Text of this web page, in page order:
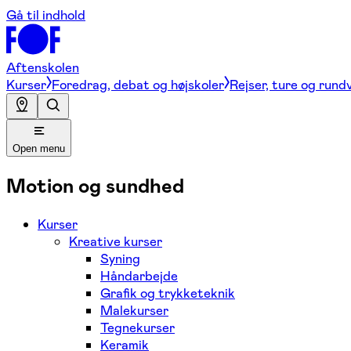
Gå til indhold
Aftenskolen
Kurser Foredrag, debat og højskoler Rejser, ture og
Open menu
Motion og sundhed
Kurser
Kreative kurser
Syning
Håndarbejde
Grafik og trykketeknik
Malekurser
Tegnekurser
Keramik